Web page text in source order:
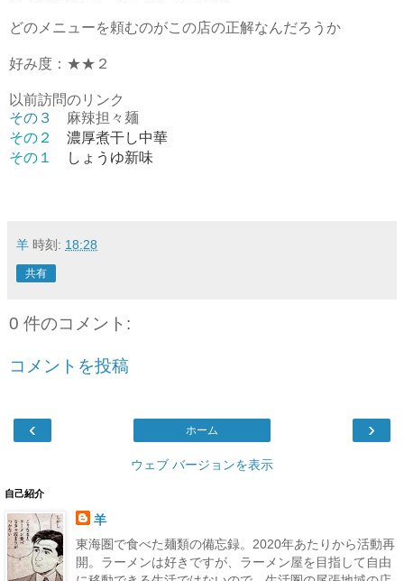
どのメニューを頼むのがこの店の正解なんだろうか
好み度：★★２
以前訪問のリンク
その３
麻辣担々麺
その２ 濃厚煮干し中華
その１ しょうゆ新味
羊 時刻: 18:28
共有
0 件のコメント:
コメントを投稿
‹ ›
ホーム
ウェブ バージョンを表示
自己紹介
羊
東海圏で食べた麺類の備忘録。2020年あたりから活動再
開。ラーメンは好きですが、ラーメン屋を目指して自由